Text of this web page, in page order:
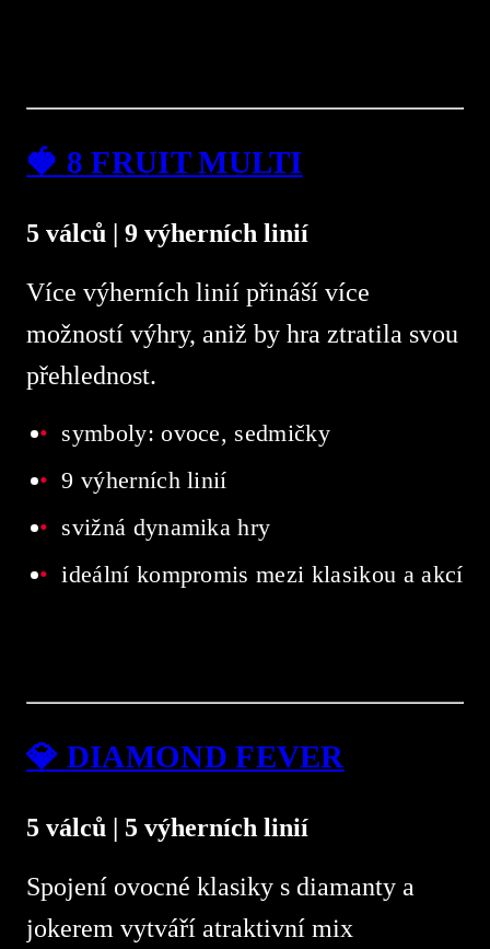
🍓 8 FRUIT MULTI
5 válců | 9 výherních linií
Více výherních linií přináší více
možností výhry, aniž by hra ztratila svou
přehlednost.
symboly: ovoce, sedmičky
9 výherních linií
svižná dynamika hry
ideální kompromis mezi klasikou a akcí
💎 DIAMOND FEVER
5 válců | 5 výherních linií
Spojení ovocné klasiky s diamanty a
jokerem vytváří atraktivní mix